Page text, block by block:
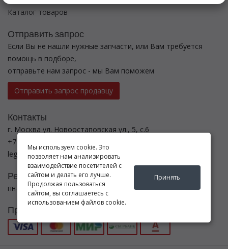
Каталог товаров
Отправить запрос
Если Вы не нашли нужные запчасти, или Вам требуется
помощь в подборе,
отправьте нам запрос - мы Вам поможем
Отправить запрос продавцу
Контакты
г. Москва ул. Новоостаповская ул., 5, с.6
+7 (495) 782-5440
legenda-avto24@yandex.ru
Режим работы
пн-вс с 8:00 до 21:00
Принимаем к оплате
Мы используем cookie. Это
позволяет нам анализировать
взаимодействие посетителей с
сайтом и делать его лучше.
Продолжая пользоваться
сайтом, вы соглашаетесь с
использованием файлов cookie.
Принять